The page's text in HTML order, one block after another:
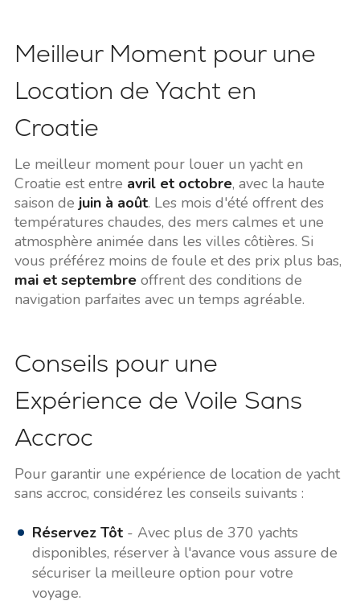
Meilleur Moment pour une
Location de Yacht en
Croatie
Le meilleur moment pour louer un yacht en
Croatie est entre avril et octobre, avec la haute
saison de juin à août. Les mois d'été offrent des
températures chaudes, des mers calmes et une
atmosphère animée dans les villes côtières. Si
vous préférez moins de foule et des prix plus bas,
mai et septembreoffrent des conditions de
navigation parfaites avec un temps agréable.
Conseils pour une
Expérience de Voile Sans
Accroc
Pour garantir une expérience de location de yacht
sans accroc, considérez les conseils suivants :
Réservez Tôt- Avec plus de 370 yachts
disponibles, réserver à l'avance vous assure de
sécuriser la meilleure option pour votre
voyage.